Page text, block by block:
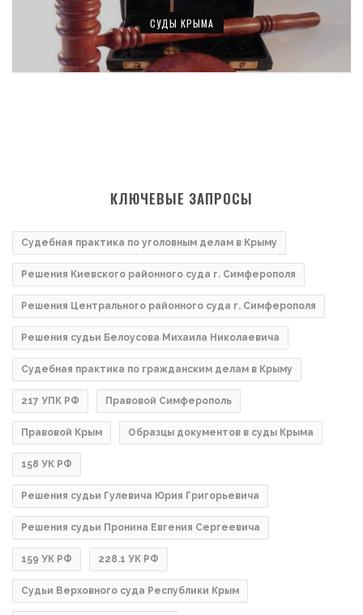
СУДЫ КРЫМА
КЛЮЧЕВЫЕ ЗАПРОСЫ
Судебная практика по уголовным делам в Крыму
Решения Киевского районного суда г. Симферополя
Решения Центрального районного суда г. Симферополя
Решения судьи Белоусова Михаила Николаевича
Судебная практика по гражданским делам в Крыму
217 УПК РФ Правовой Симферополь
Правовой Крым Образцы документов в суды Крыма
158 УК РФ
Решения судьи Гулевича Юрия Григорьевича
Решения судьи Пронина Евгения Сергеевича
159 УК РФ 228.1 УК РФ
Судьи Верховного суда Республики Крым